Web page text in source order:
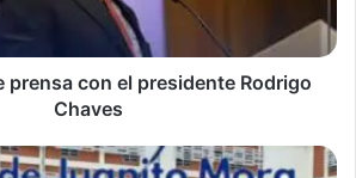
prensa con el presidente Rodrigo
Chaves